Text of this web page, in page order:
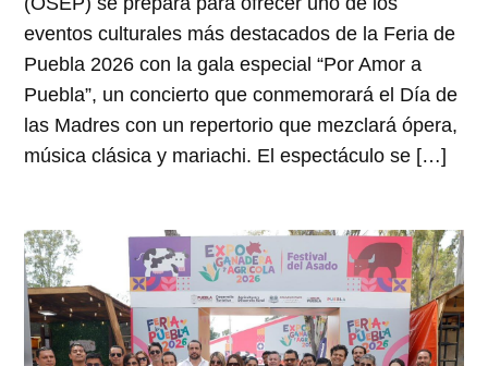
eventos culturales más destacados de la Feria de
Puebla 2026 con la gala especial “Por Amor a
Puebla”, un concierto que conmemorará el Día de
las Madres con un repertorio que mezclará ópera,
música clásica y mariachi. El espectáculo se […]